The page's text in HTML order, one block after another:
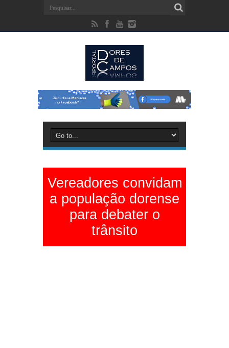
Vereadores convidam
a população dorense
para debater o
trânsito